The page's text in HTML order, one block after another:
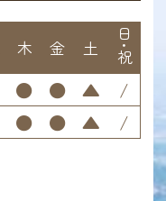
木 金 土 日･祝
● ● ▲
/
● ● ▲ /